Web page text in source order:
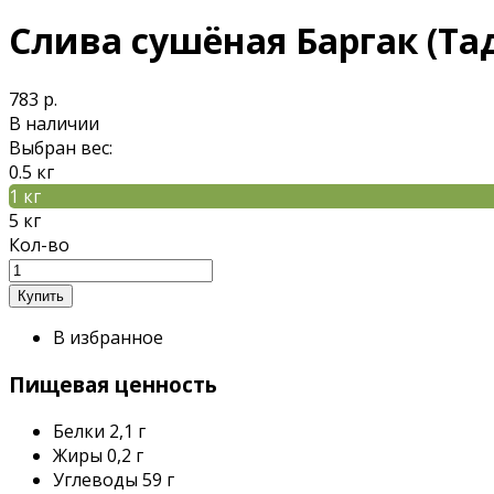
Слива сушёная Баргак
783 р.
В наличии
Выбран вес:
0.5 кг
1 кг
5 кг
Кол-во
В избранное
Пищевая ценность
Белки 2,1 г
Жиры 0,2 г
Углеводы 59 г